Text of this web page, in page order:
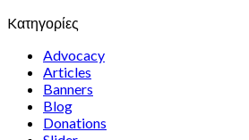
Kατηγορίες
Advocacy
Articles
Banners
Blog
Donations